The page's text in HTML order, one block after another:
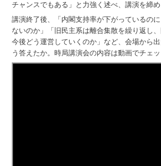
チャンスでもある」と力強く述べ、講演を締め
講演終了後、「内閣支持率が下がっているの
ないのか」「旧民主系は離合集散を繰り返し
今後どう運営していくのか」など、会場から
う答えたか。時局講演会の内容は動画でチェッ